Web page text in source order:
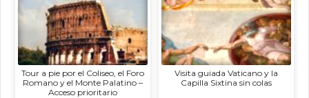
Tour a pie por el Coliseo, el Foro
Romano y el Monte Palatino –
Acceso prioritario
Visita guiada Vaticano y la
Capilla Sixtina sin colas